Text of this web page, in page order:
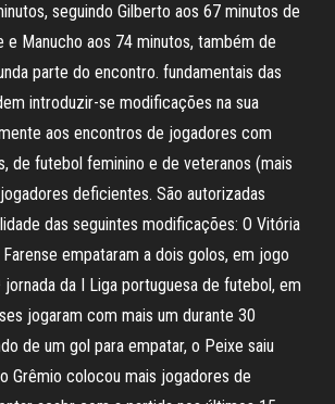
seguindo Gilberto aos 67 minutos de
e Manucho aos 74 minutos, também de
parte do encontro. fundamentais das
introduzir-se modificações na sua
aos encontros de jogadores com
de futebol feminino e de veteranos (mais
deficientes. São autorizadas
das seguintes modificações: O Vitória
empataram a dois golos, em jogo
jornada da I Liga portuguesa de futebol, em
jogaram com mais um durante 30
de um gol para empatar, o Peixe saiu
Grêmio colocou mais jogadores de